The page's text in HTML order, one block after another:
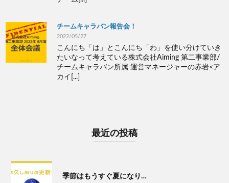
チームキャラバン報告会！
2022/05/27
こんにち「は」とこんにち「わ」を使い分けていき
たいなって考えている株式会社Aiming 第二事業部/
チームキャラバン所属 運営マネージャーの赤岩<ア
カイ[...]
最近の投稿
季節はもうすぐ夏になり…